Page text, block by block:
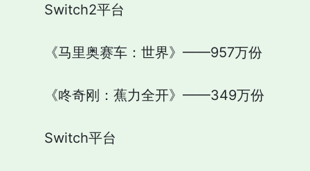
Switch2平台
《马里奥赛车：世界》——957万份
《咚奇刚：蕉力全开》——349万份
Switch平台